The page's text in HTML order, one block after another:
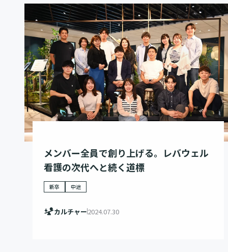
メンバー全員で創り上げる。レバウェル
看護の次代へと続く道標
新卒 中途
カルチャー2024.07.30